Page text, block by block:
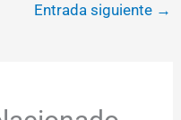
Entrada siguiente →